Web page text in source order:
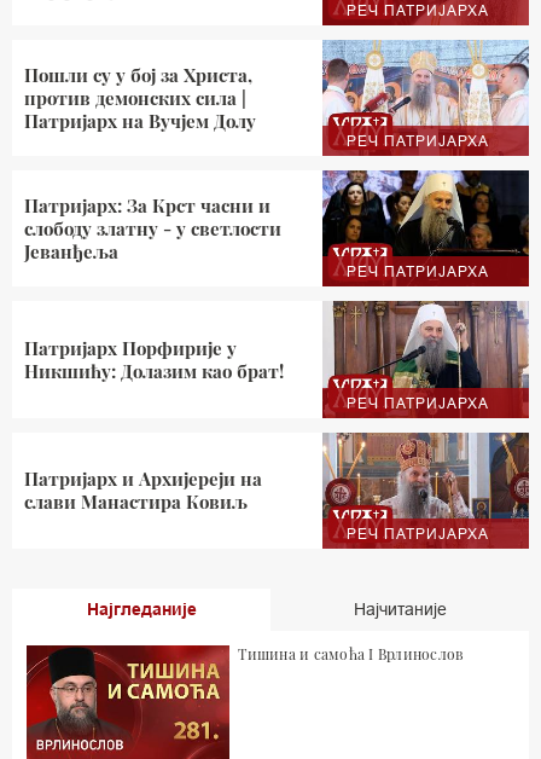
РЕЧ ПАТРИЈАРХА
РЕЧ ПАТРИЈАРХА
Пошли су у бој за Христа,
против демонских сила |
Патријарх на Вучјем Долу
РЕЧ ПАТРИЈАРХА
Патријарх: За Крст часни и
слободу златну - у светлости
Јеванђеља
РЕЧ ПАТРИЈАРХА
Патријарх Порфирије у
Никшићу: Долазим као брат!
РЕЧ ПАТРИЈАРХА
Патријарх и Архијереји на
слави Манастира Ковиљ
Најгледаније Најчитаније
Тишина и самоћа I Врлинослов